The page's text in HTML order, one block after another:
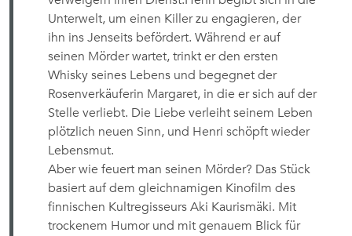
Unterwelt, um einen Killer zu engagieren, der
ihn ins Jenseits befördert. Während er auf
seinen Mörder wartet, trinkt er den ersten
Whisky seines Lebens und begegnet der
Rosenverkäuferin Margaret, in die er sich auf der
Stelle verliebt. Die Liebe verleiht seinem Leben
plötzlich neuen Sinn, und Henri schöpft wieder
Lebensmut.
Aber wie feuert man seinen Mörder? Das Stück
basiert auf dem gleichnamigen Kinofilm des
finnischen Kultregisseurs Aki Kaurismäki. Mit
trockenem Humor und mit genauem Blick für